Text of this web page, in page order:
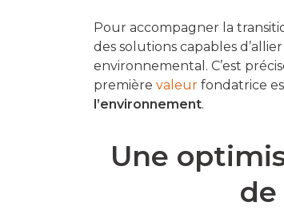
Pour accompagner la
des solutions capables
environnemental. C’est
première valeur fondatrice
l’environnement.
Une